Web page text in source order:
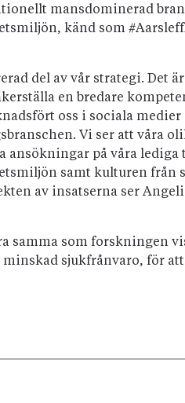
mansdominerad
känd som
del av vår strategi. Det
en bredare
oss i sociala
Vi ser att våra
på våra lediga
samt kulturen från
av insatserna ser
samma som forskningen
sjukfrånvaro, för att